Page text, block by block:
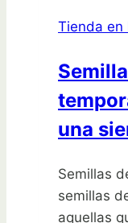
Tienda en
una
Semillas
semillas
aquellas